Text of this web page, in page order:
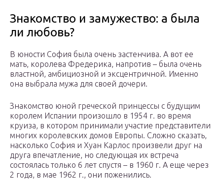
Знакомство и замужество: а была
ли любовь?
В юности София была очень застенчива. А вот ее
мать, королева Фредерика, напротив – была очень
властной, амбициозной и эксцентричной. Именно
она выбрала мужа для своей дочери.
Знакомство юной греческой принцессы с будущим
королем Испании произошло в 1954 г. во время
круиза, в котором принимали участие представители
многих королевских домов Европы. Сложно сказать,
насколько София и Хуан Карлос произвели друг на
друга впечатление, но следующая их встреча
состоялась только 6 лет спустя – в 1960 г. А еще через
2 года, в мае 1962 г., они поженились.